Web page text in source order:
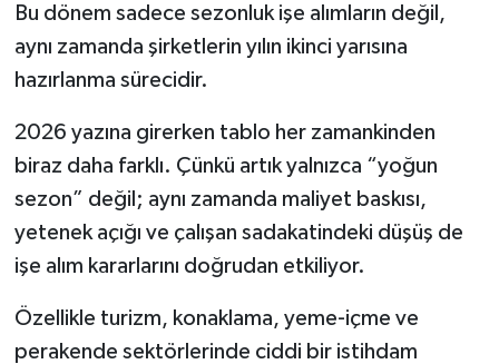
Bu dönem sadece sezonluk işe alımların değil,
aynı zamanda şirketlerin yılın ikinci yarısına
hazırlanma sürecidir.
2026 yazına girerken tablo her zamankinden
biraz daha farklı. Çünkü artık yalnızca “yoğun
sezon” değil; aynı zamanda maliyet baskısı,
yetenek açığı ve çalışan sadakatindeki düşüş de
işe alım kararlarını doğrudan etkiliyor.
Özellikle turizm, konaklama, yeme-içme ve
perakende sektörlerinde ciddi bir istihdam